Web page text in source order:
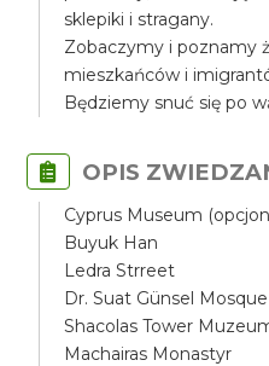
sklepiki i stragany.
Zobaczymy i poznamy
mieszkańców i
Będziemy snuć się po
OPIS
Cyprus Museum
Buyuk Han
Ledra Strreet
Dr. Suat Günsel Mosque
Shacolas Tower
Machairas Monastyr